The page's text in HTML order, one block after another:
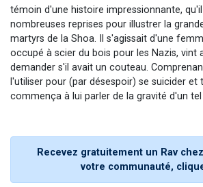
témoin d'une histoire impressionnante,
nombreuses reprises pour illustrer la
martyrs de la Shoa. Il s'agissait d'une
occupé à scier du bois pour les Nazis, vint
demander s'il avait un couteau.
l'utiliser pour (par désespoir) se suicider et
commença à lui parler de la gravité d'un tel
Recevez gratuitement un Rav
votre communauté,